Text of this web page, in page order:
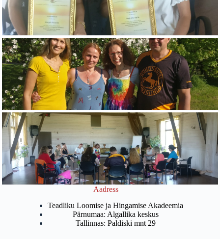
Aadress
Teadliku Loomise ja Hingamise Akadeemia
Pärnumaa: Algallika keskus
Tallinnas: Paldiski mnt 29